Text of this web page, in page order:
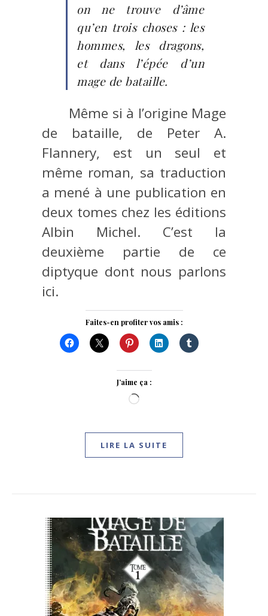
on ne trouve d’âme
qu’en trois choses : les
hommes, les dragons,
et dans l’épée d’un
mage de bataille.
Même si à l’origine Mage
de bataille, de Peter A.
Flannery, est un seul et
même roman, sa traduction
a mené à une publication en
deux tomes chez les éditions
Albin Michel. C’est la
deuxième partie de ce
diptyque dont nous parlons
ici.
Faites-en profiter vos amis :
J’aime ça :
Chargement…
LIRE LA SUITE